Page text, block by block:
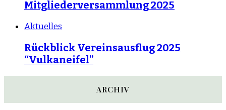
Mitgliederversammlung 2025
Aktuelles
Rückblick Vereinsausflug 2025
“Vulkaneifel”
ARCHIV